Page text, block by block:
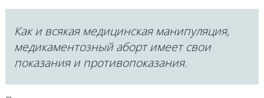
Как и всякая медицинская манипуляция,
медикаментозный аборт имеет свои
показания и противопоказания.